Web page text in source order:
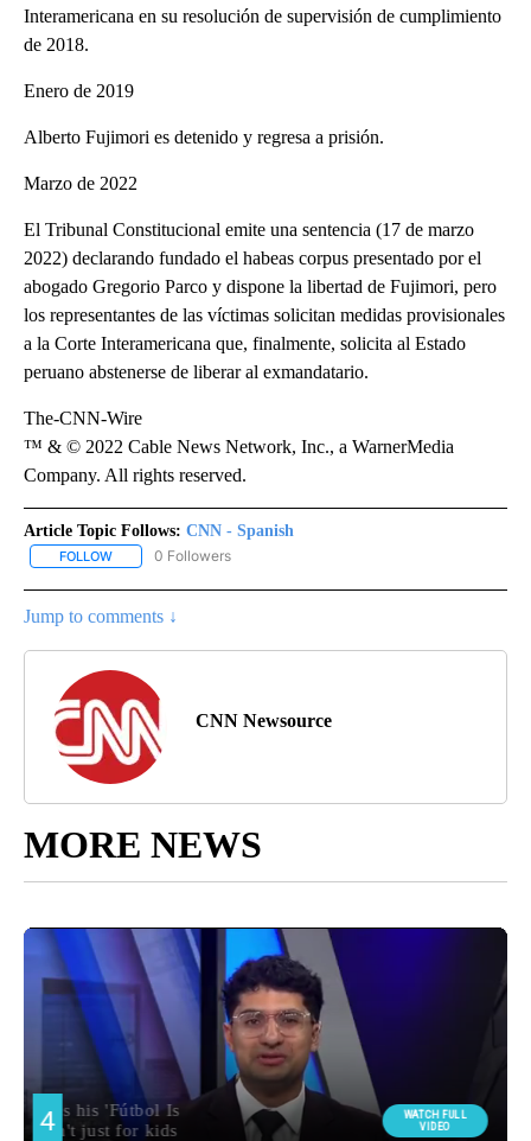
Interamericana en su resolución de supervisión de cumplimiento
de 2018.
Enero de 2019
Alberto Fujimori es detenido y regresa a prisión.
Marzo de 2022
El Tribunal Constitucional emite una sentencia (17 de marzo
2022) declarando fundado el habeas corpus presentado por el
abogado Gregorio Parco y dispone la libertad de Fujimori, pero
los representantes de las víctimas solicitan medidas provisionales
a la Corte Interamericana que, finalmente, solicita al Estado
peruano abstenerse de liberar al exmandatario.
The-CNN-Wire
™ & © 2022 Cable News Network, Inc., a WarnerMedia
Company. All rights reserved.
Article Topic Follows: CNN - Spanish
FOLLOW FOLLOW "CNN - SPANISH" TO RECEIVE NOTIFICATIONS ABOUT
0 Followers
Jump to comments ↓
CNN Newsource
MORE NEWS